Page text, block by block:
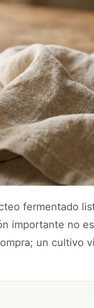
fermentado
importante no
un cultivo